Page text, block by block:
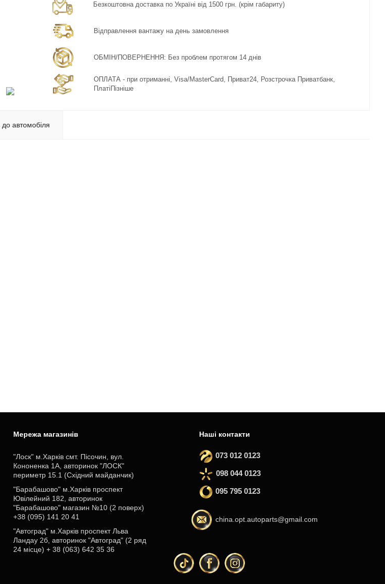
Безкоштовна доставка по Україні від 1500 грн. (крім габариту)
Відправлення вантажу на день замовлення
ОБМІН/ПОВЕРНЕННЯ: Без проблем протягом 14 днів
ОПЛАТА - при отриманні, Visa/MasterCard, Приват24, Розстрочка Приватбанк,
ПлатіПізніше
до автомобіля
Мережа магазинів
"Лоск" м.Харків смт. Пісочин, вул.
Кононенка 1А, авторинок "ЛОСК"
периметр 15.1 (Східний майданчик)
"Барабашово" м.Харків проспект
Ювілейний 182, авторинок
"Барабашово" магазин №10 (2 поверх)
+38 (095) 141 20 41
"Автоград" м.Харків проспект Льва
Ландау 2б, авторинок "Автоград" (2 ряд
24 місце) + 38 (063) 642 35 36
Наші контакти
073 012 0123
098 044 0123
095 795 0123
china.opt.autoparts@gmail.com